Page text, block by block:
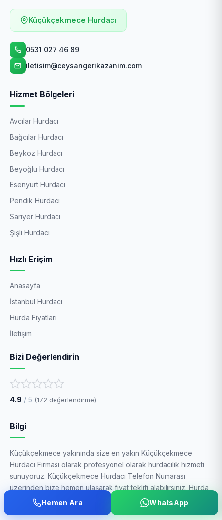
Küçükçekmece Hurdacı
0531 027 46 89
iletisim@ceysangerikazanim.com
Hizmet Bölgeleri
Avcılar Hurdacı
Bağcılar Hurdacı
Beykoz Hurdacı
Beyoğlu Hurdacı
Esenyurt Hurdacı
Pendik Hurdacı
Sarıyer Hurdacı
Şişli Hurdacı
Hızlı Erişim
Anasayfa
İstanbul Hurdacı
Hurda Fiyatları
İletişim
Bizi Değerlendirin
4.9 / 5 (172 değerlendirme)
Bilgi
Küçükçekmece yakınında size en yakın Küçükçekmece
Hurdacı Firması olarak profesyonel olarak hurdacılık hizmeti
sunuyoruz. Küçükçekmece Hurdacı Telefon Numarası
üzerinden bize hemen ulaşarak fiyat teklifi alabilirsiniz. Hurda
alanlar arasında en iyi firmalardan biriyiz.
Hemen Ara WhatsApp